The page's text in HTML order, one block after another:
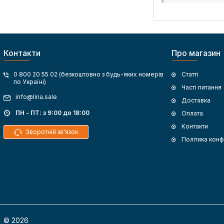
Настінний
Щиток для
Ціна
Актуальна
Інтернет-
весь товар
Контакти
0 800 20 55 02 (безкоштовно з будь-яких номерів
по Україні)
info@lina.sale
ПН - ПТ: з 9:00 до 18:00
Зворотній зв'язок
Про магазин
Статті
Часті питання
Доставка
Оплата
Контакти
Політика
© 2026